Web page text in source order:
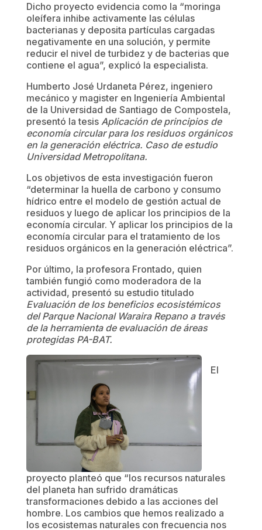
Dicho proyecto evidencia como la “moringa
oleífera inhibe activamente las células
bacterianas y deposita partículas cargadas
negativamente en una solución, y permite
reducir el nivel de turbidez y de bacterias que
contiene el agua”, explicó la especialista.
Humberto José Urdaneta Pérez, ingeniero
mecánico y magister en Ingeniería Ambiental
de la Universidad de Santiago de Compostela,
presentó la tesis Aplicación de principios de
economía circular para los residuos orgánicos
en la generación eléctrica. Caso de estudio
Universidad Metropolitana.
Los objetivos de esta investigación fueron
“determinar la huella de carbono y consumo
hídrico entre el modelo de gestión actual de
residuos y luego de aplicar los principios de la
economía circular. Y aplicar los principios de la
economía circular para el tratamiento de los
residuos orgánicos en la generación eléctrica”.
Por último, la profesora Frontado, quien
también fungió como moderadora de la
actividad, presentó su estudio titulado
Evaluación de los beneficios ecosistémicos
del Parque Nacional Waraira Repano a través
de la herramienta de evaluación de áreas
protegidas PA-BAT.
El
proyecto planteó que “los recursos naturales
del planeta han sufrido dramáticas
transformaciones debido a las acciones del
hombre. Los cambios que hemos realizado a
los ecosistemas naturales con frecuencia nos